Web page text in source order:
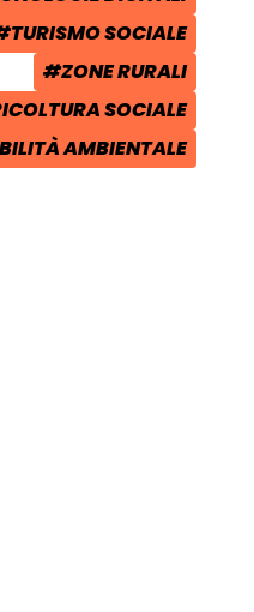
SOCIALE
TAG:
#ZONE RURALI
SOCIALE
AMBIENTALE